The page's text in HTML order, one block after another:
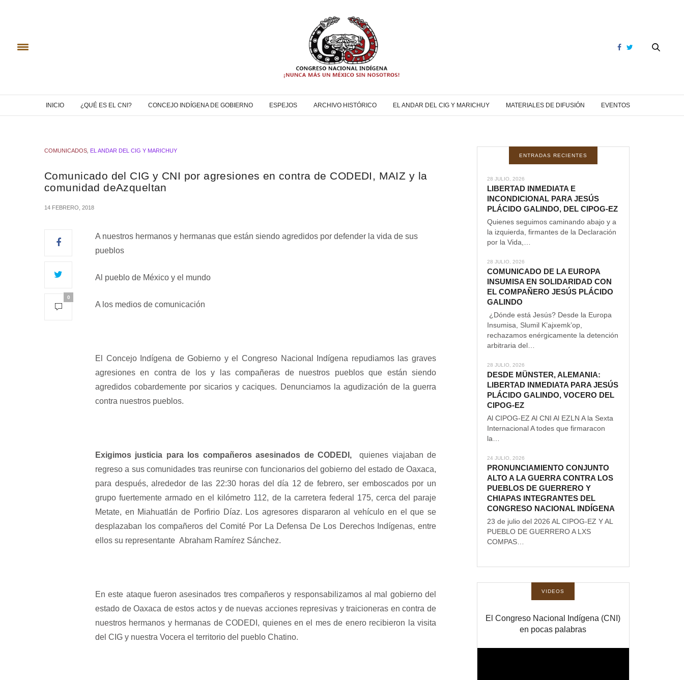
INICIO ¿QUÉ ES EL CNI? CONCEJO INDÍGENA DE GOBIERNO ESPEJOS ARCHIVO HISTÓRICO EL ANDAR DEL CIG Y MARICHUY MATERIALES DE DIFUSIÓN EVENTOS
COMUNICADOS EL ANDAR DEL CIG Y MARICHUY
Comunicado del CIG y CNI por agresiones en contra de CODEDI, MAIZ y la
comunidad deAzqueltan
14 FEBRERO, 2018
0
A nuestros hermanos y hermanas que están siendo agredidos por defender la vida de sus
pueblos
Al pueblo de México y el mundo
A los medios de comunicación
El Concejo Indígena de Gobierno y el Congreso Nacional Indígena repudiamos las graves
agresiones en contra de los y las compañeras de nuestros pueblos que están siendo
agredidos cobardemente por sicarios y caciques. Denunciamos la agudización de la guerra
contra nuestros pueblos.
Exigimos justicia para los compañeros asesinados de CODEDI,quienes viajaban de
regreso a sus comunidades tras reunirse con funcionarios del gobierno del estado de Oaxaca,
para después, alrededor de las 22:30 horas del día 12 de febrero, ser emboscados por un
grupo fuertemente armado en el kilómetro 112, de la carretera federal 175, cerca del paraje
Metate, en Miahuatlán de Porfirio Díaz. Los agresores dispararon al vehículo en el que se
desplazaban los compañeros del Comité Por La Defensa De Los Derechos Indígenas, entre
ellos su representante Abraham Ramírez Sánchez.
En este ataque fueron asesinados tres compañeros y responsabilizamos al mal gobierno del
estado de Oaxaca de estos actos y de nuevas acciones represivas y traicioneras en contra de
nuestros hermanos y hermanas de CODEDI, quienes en el mes de enero recibieron la visita
del CIG y nuestra Vocera el territorio del pueblo Chatino.
ENTRADAS RECIENTES
28 JULIO, 2026
LIBERTAD INMEDIATA E
INCONDICIONAL PARA JESÚS
PLÁCIDO GALINDO, DEL CIPOG-EZ
Quienes seguimos caminando abajo y a
la izquierda, firmantes de la Declaración
por la Vida,…
28 JULIO, 2026
COMUNICADO DE LA EUROPA
INSUMISA EN SOLIDARIDAD CON
EL COMPAÑERO JESÚS PLÁCIDO
GALINDO
¿Dónde está Jesús? Desde la Europa
Insumisa, Slumil K’ajxemk’op,
rechazamos enérgicamente la detención
arbitraria del…
28 JULIO, 2026
DESDE MÜNSTER, ALEMANIA:
LIBERTAD INMEDIATA PARA JESÚS
PLÁCIDO GALINDO, VOCERO DEL
CIPOG-EZ
Al CIPOG-EZ Al CNI Al EZLN A la Sexta
Internacional A todes que firmaracon
la…
24 JULIO, 2026
PRONUNCIAMIENTO CONJUNTO
ALTO A LA GUERRA CONTRA LOS
PUEBLOS DE GUERRERO Y
CHIAPAS INTEGRANTES DEL
CONGRESO NACIONAL INDÍGENA
23 de julio del 2026 AL CIPOG-EZ Y AL
PUEBLO DE GUERRERO A LXS
COMPAS…
VIDEOS
El Congreso Nacional Indígena (CNI)
en pocas palabras